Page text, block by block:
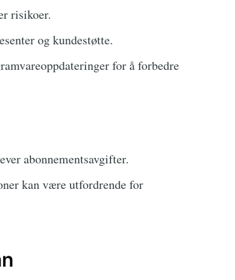
risikoer.
og kundestøtte.
for å forbedre
abonnementsavgifter.
kan være utfordrende for